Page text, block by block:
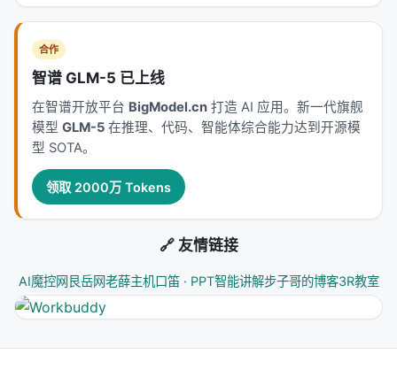
合作
智谱 GLM-5 已上线
在智谱开放平台 BigModel.cn 打造 AI 应用。新一代旗舰
模型 GLM-5 在推理、代码、智能体综合能力达到开源模
型 SOTA。
领取 2000万 Tokens
🔗 友情链接
AI魔控网 艮岳网老薛主机口笛 · PPT智能讲解步子哥的博客3R教室